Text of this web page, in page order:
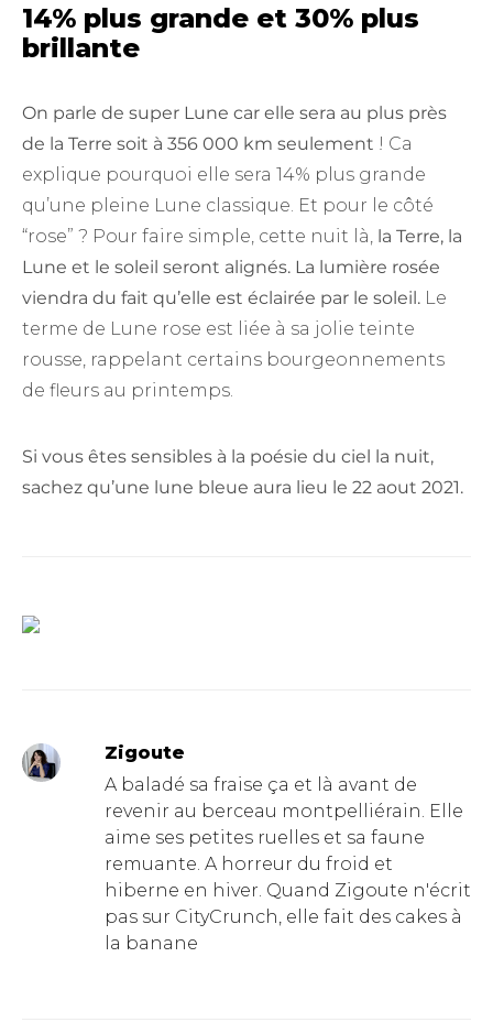
14% plus grande et 30% plus
brillante
On parle de super Lune car elle sera au plus près
de la Terre soit à 356 000 km seulement ! Ca
explique pourquoi elle sera 14% plus grande
qu’une pleine Lune classique. Et pour le côté
“rose” ? Pour faire simple, cette nuit là, la Terre, la
Lune et le soleil seront alignés. La lumière rosée
viendra du fait qu’elle est éclairée par le soleil. Le
terme de Lune rose est liée à sa jolie teinte
rousse, rappelant certains bourgeonnements
de fleurs au printemps.
Si vous êtes sensibles à la poésie du ciel la nuit,
sachez qu’une lune bleue aura lieu le 22 aout 2021.
Zigoute
A baladé sa fraise ça et là avant de
revenir au berceau montpelliérain. Elle
aime ses petites ruelles et sa faune
remuante. A horreur du froid et
hiberne en hiver. Quand Zigoute n'écrit
pas sur CityCrunch, elle fait des cakes à
la banane